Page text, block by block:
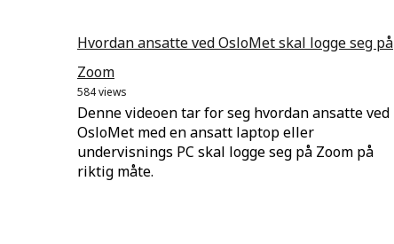
Hvordan ansatte ved OsloMet skal logge seg på
Zoom
584 views
Denne videoen tar for seg hvordan ansatte ved
OsloMet med en ansatt laptop eller
undervisnings PC skal logge seg på Zoom på
riktig måte.